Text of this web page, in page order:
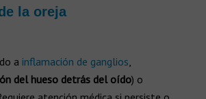
la oreja
a inflamación de ganglios,
del hueso detrás del oído) o